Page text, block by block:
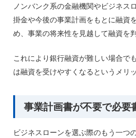
ノンバンク系の金融機関やビジネス
掛金や今後の事業計画をもとに融資
め、事業の将来性を見越して融資を
これにより銀行融資が難しい場合で
は融資を受けやすくなるというメリ
事業計画書が不要で必要
ビジネスローンを選ぶ際のもう一つ